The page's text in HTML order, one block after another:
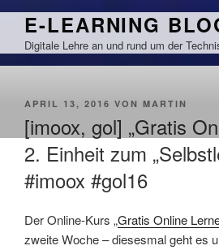
Zum
springen
E-LEARNING
Digitale Lehre an und rund um der
VERÖFFENTLICHT
APRIL 13, 2016 VON MARTIN
[imoox, gol] „Gratis
2. Einheit zum
#imoox #gol16
Der Online-Kurs „Gratis Online
zweite Woche – diesesmal geht es